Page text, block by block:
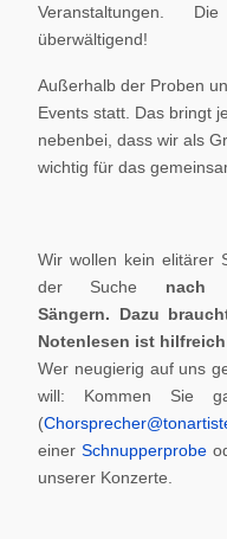
Veranstaltungen.
überwältigend!
Außerhalb der Proben
Events statt. Das bringt
nebenbei, dass wir als
wichtig für das
Wir wollen kein elitärer
der Suche nach
Sängern. Dazu
Notenlesen ist
Wer neugierig auf uns
will: Kommen Sie
(
einerSchnupperprobe
unserer Konzerte.